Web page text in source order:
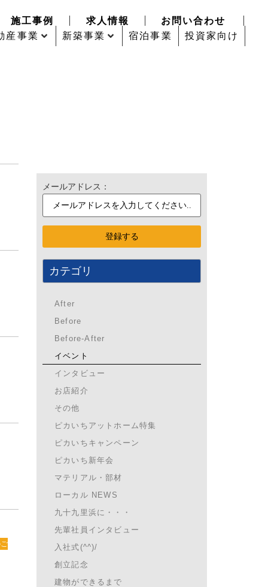
施工事例 求人情報
お問い合わせ
産事業
新築事業 宿泊事業 投資家向け
メールアドレス：
カテゴリ
After
Before
Before-After
イベント
インタビュー
お店紹介
その他
ピカいちアットホーム特集
ピカいちキャンペーン
ピカいち新年会
マテリアル・部材
ローカル NEWS
九十九里浜に・・・
先輩社員インタビュー
入社式(^^)/
創立記念
建物ができるまで